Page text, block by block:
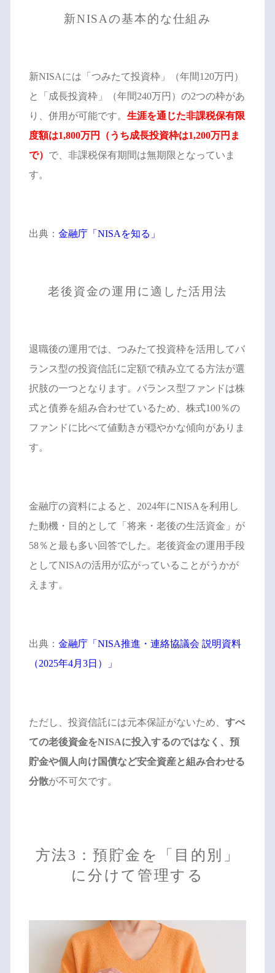
新NISAの基本的な仕組み
新NISAには「つみたて投資枠」（年間120万円）
と「成長投資枠」（年間240万円）の2つの枠があ
り、併用が可能です。 生涯を通じた非課税保有限
度額は1,800万円（うち成長投資枠は1,200万円ま
で） で、非課税保有期間は無期限となっていま
す。
出典： 金融庁「NISAを知る」
老後資金の運用に適した活用法
退職後の運用では、つみたて投資枠を活用してバ
ランス型の投資信託に定額で積み立てる方法が選
択肢の一つとなります。バランス型ファンドは株
式と債券を組み合わせているため、株式100％の
ファンドに比べて値動きが穏やかな傾向がありま
す。
金融庁の資料によると、2024年にNISAを利用し
た動機・目的として「将来・老後の生活資金」が
58％と最も多い回答でした。老後資金の運用手段
としてNISAの活用が広がっていることがうかが
えます。
出典： 金融庁「NISA推進・連絡協議会 説明資料
（2025年4月3日）」
ただし、投資信託には元本保証がないため、 すべ
ての老後資金をNISAに投入するのではなく、預
貯金や個人向け国債など安全資産と組み合わせる
分散が不可欠です。
方法3：預貯金を「目的別」
に分けて管理する